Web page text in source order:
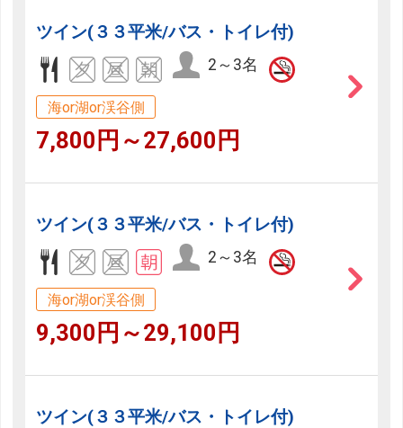
ツイン(３３平米/バス・トイレ付)
2～3名
海or湖or渓谷側
7,800円～27,600円
ツイン(３３平米/バス・トイレ付)
2～3名
海or湖or渓谷側
9,300円～29,100円
ツイン(３３平米/バス・トイレ付)